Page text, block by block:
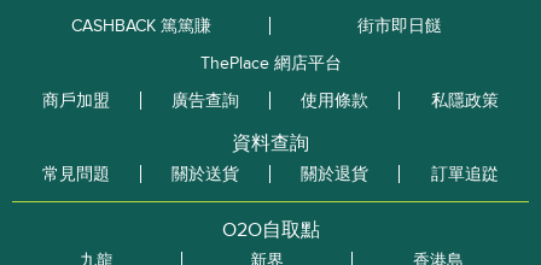
CASHBACK 篤篤賺
街市即日餸
ThePlace 網店平台
商戶加盟
廣告查詢 使用條款 私隱政策
資料查詢
常見問題 關於送貨 關於退貨 訂單追踨
O2O自取點
九龍 新界 香港島